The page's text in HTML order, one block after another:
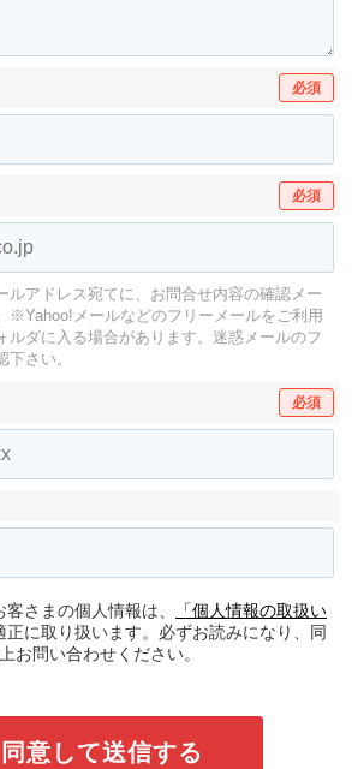
必須
必須
アドレス宛てに、お問合せ内容の確認メー
※Yahoo!メールなどのフリーメールをご利用
ダに入る場合があります。 迷惑メールのフ
さい。
必須
さまの個人情報は、
「個人情報の取扱い
正に取り扱います。必ずお読みになり、同
お問い合わせください。
同意して送信する